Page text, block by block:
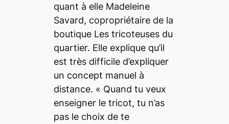
quant à elle Madeleine
Savard, copropriétaire de la
boutique Les tricoteuses du
quartier. Elle explique qu’il
est très difficile d’expliquer
un concept manuel à
distance. « Quand tu veux
enseigner le tricot, tu n’as
pas le choix de te